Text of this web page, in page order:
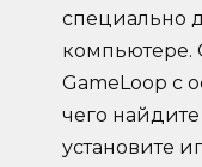
специально
компьютере.
GameLoop с
чего
установите